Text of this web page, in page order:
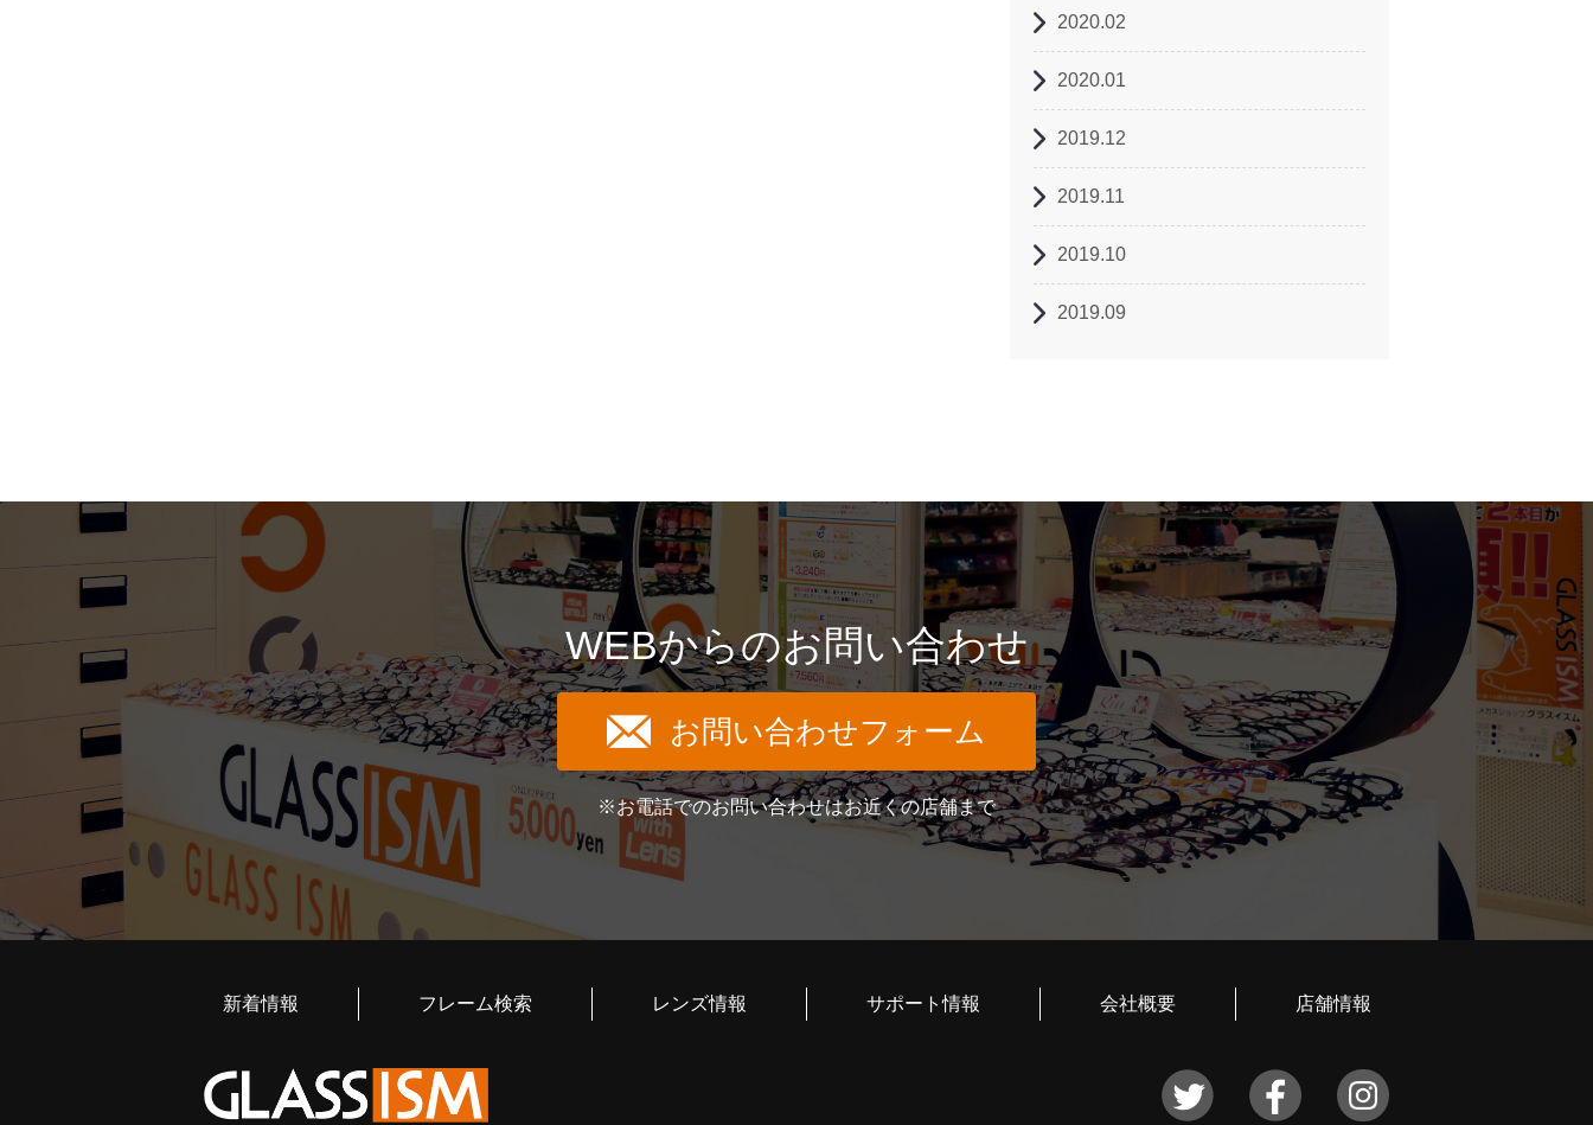
2020.02
2020.01
2019.12
2019.11
2019.10
2019.09
WEBからのお問い合わせ
お問い合わせフォーム
※お電話でのお問い合わせはお近くの店舗まで
新着情報 フレーム検索 レンズ情報 サポート情報 会社概要 店舗情報